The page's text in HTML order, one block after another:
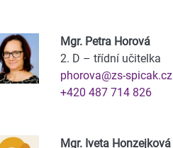
Mgr. Petra Horová
2. D – třídní učitelka
phorova@zs-spicak.cz
+420 487 714 826
Mgr. Iveta Honzejková